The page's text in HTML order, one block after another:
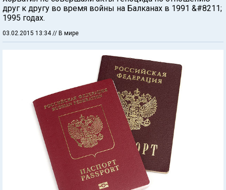
друг к другу во время войны на Балканах в 1991 &#8211;
1995 годах.
03.02.2015 13:34 // В мире